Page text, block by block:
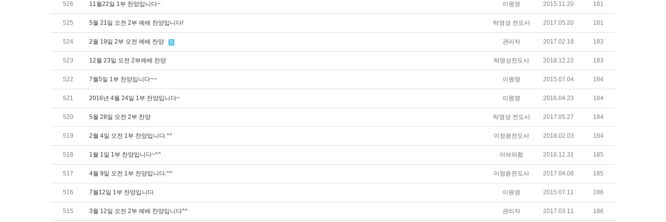
526 11월22일 1부 찬양입니다~ 이원영 2015.11.20 181
525 5월 21일 오전 2부 예배 찬양입니다! 탁영성 전도사 2017.05.20 181
524 2월 19일 2부 오전 예배 찬양 관리자 2017.02.18 183
523 12월 23일 오전 2부예배 찬양 탁영성전도사 2018.12.22 183
522 7월5일 1부 찬양입니다~~ 이원영 2015.07.04 184
521 2016년 4월 24일 1부 찬양입니다~ 이원영 2016.04.23 184
520 5월 28일 오전 2부 찬양 탁영성 전도사 2017.05.27 184
519 2월 4일 오전 1부 찬양입니다.^^ 이정윤전도사 2018.02.03 184
518 1월 1일 1부 찬양입니다~^^ 아브라함 2016.12.31 185
517 4월 9일 오전 1부 찬양입니다.^^ 이정윤전도사 2017.04.08 185
516 7월12일 1부 찬양입니다. 이원영 2015.07.11 186
515 3월 12일 오전 2부 예배 찬양입니다^^ 관리자 2017.03.11 186